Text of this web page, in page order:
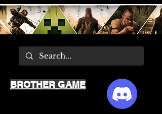
BROTHER GAME